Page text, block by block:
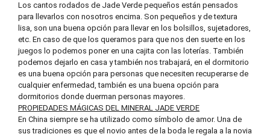
Los cantos rodados de Jade Verde pequeños están pensados
para llevarlos con nosotros encima. Son pequeños y de textura
lisa, son una buena opción para llevar en los bolsillos, sujetadores,
etc. En caso de que los queramos para que nos den suerte en los
juegos lo podemos poner en una cajita con las loterías. También
podemos dejarlo en casa y también nos trabajará, en el dormitorio
es una buena opción para personas que necesiten recuperarse de
cualquier enfermedad, también es una buena opción para
dormitorios donde duerman personas mayores.
PROPIEDADES MÁGICAS DEL MINERAL JADE VERDE
En China siempre se ha utilizado como símbolo de amor. Una de
sus tradiciones es que el novio antes de la boda le regala a la novia